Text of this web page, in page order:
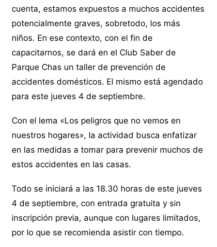
cuenta, estamos expuestos a muchos accidentes
potencialmente graves, sobretodo, los más
niños. En ese contexto, con el fin de
capacitarnos, se dará en el Club Saber de
Parque Chas un taller de prevención de
accidentes domésticos. El mismo está agendado
para este jueves 4 de septiembre.
Con el lema «Los peligros que no vemos en
nuestros hogares», la actividad busca enfatizar
en las medidas a tomar para prevenir muchos de
estos accidentes en las casas.
Todo se iniciará a las 18.30 horas de este jueves
4 de septiembre, con entrada gratuita y sin
inscripción previa, aunque con lugares limitados,
por lo que se recomienda asistir con tiempo.